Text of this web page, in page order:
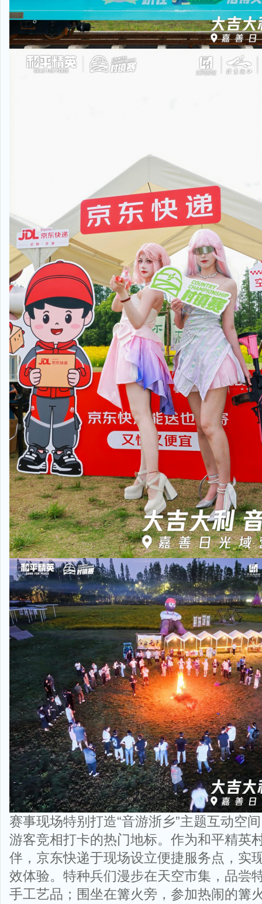
赛事现场特别打造“音游浙乡”主题互动空
游客竞相打卡的热门地标。作为和平精英
伴，京东快递于现场设立便捷服务点，实
效体验。特种兵们漫步在天空市集，品尝
手工艺品；围坐在篝火旁，参加热闹的篝